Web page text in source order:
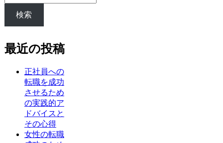
検索
最近の投稿
正社員への
転職を成功
させるため
の実践的ア
ドバイスと
その心得
女性の転職